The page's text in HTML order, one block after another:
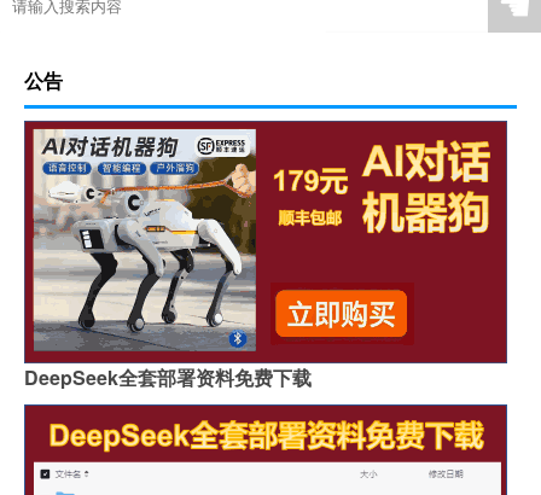
公告
DeepSeek全套部署资料免费下载